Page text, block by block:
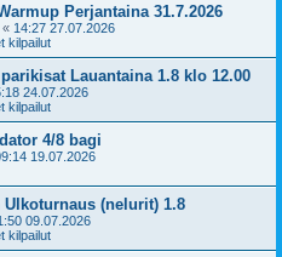
Perjantaina 31.7.2026
« 14:27 27.07.2026
kilpailut
Lauantaina 1.8 klo 12.00
24.07.2026
kilpailut
4/8 bagi
19.07.2026
(nelurit) 1.8
09.07.2026
kilpailut